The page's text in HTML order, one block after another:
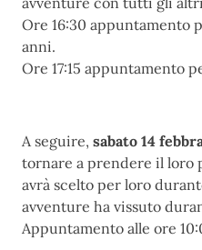
Ore 16:30 appuntamento
anni.
Ore 17:15 appuntamento
A seguire, sabato 14
tornare a prendere il loro
avrà scelto per loro
avventure ha vissuto
Appuntamento alle ore